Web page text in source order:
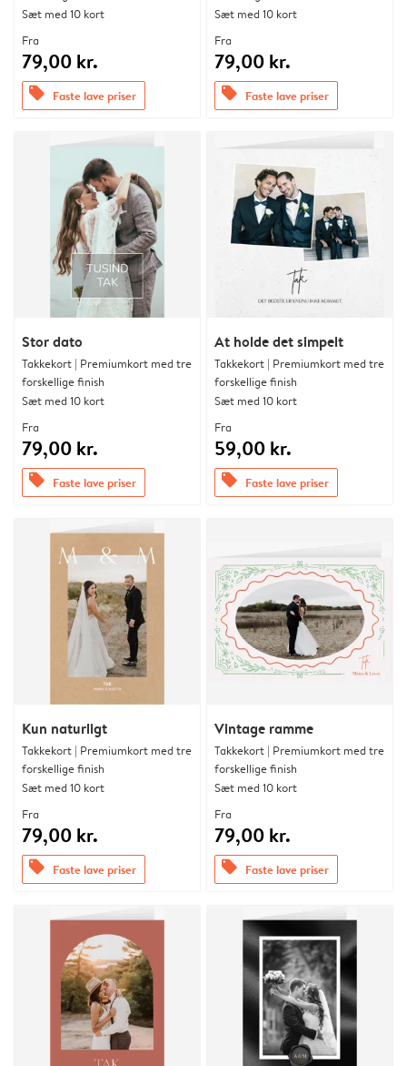
Sæt med 10 kort
Fra
79,00 kr.
offers Faste lave priser
Sæt med 10 kort
Fra
79,00 kr.
offers Faste lave priser
Stor dato
Takkekort | Premiumkort med tre
forskellige finish
Sæt med 10 kort
Fra
79,00 kr.
offers Faste lave priser
At holde det simpelt
Takkekort | Premiumkort med tre
forskellige finish
Sæt med 10 kort
Fra
59,00 kr.
offers Faste lave priser
Kun naturligt
Takkekort | Premiumkort med tre
forskellige finish
Sæt med 10 kort
Fra
79,00 kr.
offers Faste lave priser
Vintage ramme
Takkekort | Premiumkort med tre
forskellige finish
Sæt med 10 kort
Fra
79,00 kr.
offers Faste lave priser